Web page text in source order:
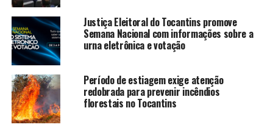
Justiça Eleitoral do Tocantins promove
Semana Nacional com informações sobre a
urna eletrônica e votação
Período de estiagem exige atenção
redobrada para prevenir incêndios
florestais no Tocantins